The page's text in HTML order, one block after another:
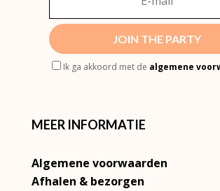
JOIN THE PARTY
Ik ga akkoord met de algemene
MEER INFORMATIE
Algemene voorwaarden
Afhalen & bezorgen